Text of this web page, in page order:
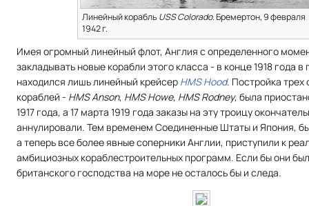
Линейный корабль USS Colorado. Бремертон, 9 февраля
1942 г.
Имея огромный линейный флот, Англия с определенного
закладывать новые корабли этого класса - в конце 1918 года в
находился лишь линейный крейсер HMS Hood. Постройка трех
кораблей - HMS Anson, HMS Howe, HMS Rodney, была
1917 года, а 17 марта 1919 года заказы на эту троицу
аннулировали. Тем временем Соединенные Штаты и Япония,
а теперь все более явные соперники Англии, приступили к
амбициозных кораблестроительных программ. Если бы они
британского господства на море не осталось бы и следа.